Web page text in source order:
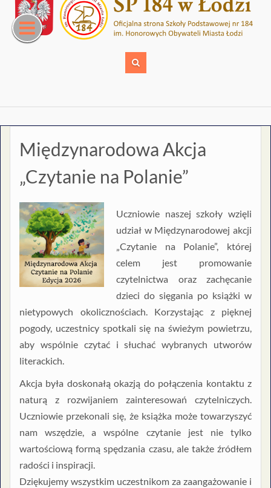
content
Międzynarodowa Akcja
„Czytanie na Polanie”
Uczniowie naszej szkoły wzięli
udział w Międzynarodowej akcji
„Czytanie na Polanie”, której
celem jest promowanie
czytelnictwa oraz zachęcanie
dzieci do sięgania po książki w
nietypowych okolicznościach. Korzystając z pięknej
pogody, uczestnicy spotkali się na świeżym powietrzu,
aby wspólnie czytać i słuchać wybranych utworów
literackich.
Akcja była doskonałą okazją do połączenia kontaktu z
naturą z rozwijaniem zainteresowań czytelniczych.
Uczniowie przekonali się, że książka może towarzyszyć
nam wszędzie, a wspólne czytanie jest nie tylko
wartościową formą spędzania czasu, ale także źródłem
radości i inspiracji.
Dziękujemy wszystkim uczestnikom za zaangażowanie i